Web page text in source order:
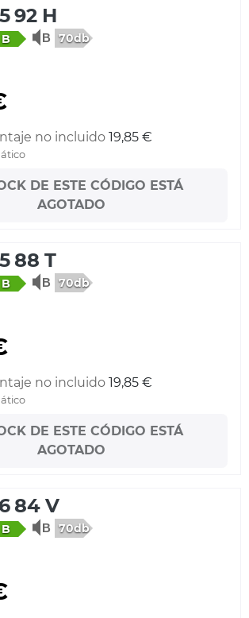
92 H
B 70db
no incluido 19,85 €
DE ESTE CÓDIGO ESTÁ
AGOTADO
88 T
B 70db
no incluido 19,85 €
DE ESTE CÓDIGO ESTÁ
AGOTADO
84 V
B 70db